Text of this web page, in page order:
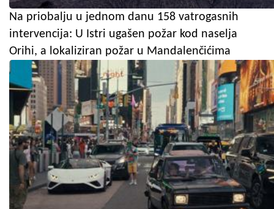
Na priobalju u jednom danu 158 vatrogasnih
intervencija: U Istri ugašen požar kod naselja
Orihi, a lokaliziran požar u Mandalenčićima